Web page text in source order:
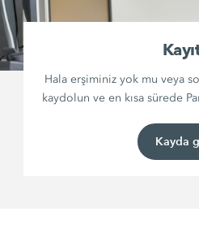
Hala erşiminiz yok mu veya
kaydolun ve en kısa sürede
Kayda